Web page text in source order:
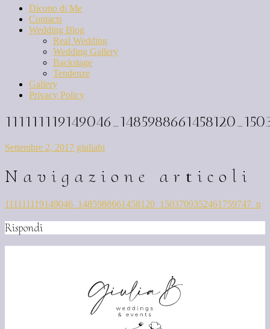
Dicono di Me
Contacts
Wedding Blog
Real Wedding
Wedding Gallery
Backstage
Tendenze
Gallery
Privacy Policy
Settembre 2, 2017 giuliabi
Navigazione articoli
111111119149046_1485988661458120_1503709352461759747_n
Rispondi